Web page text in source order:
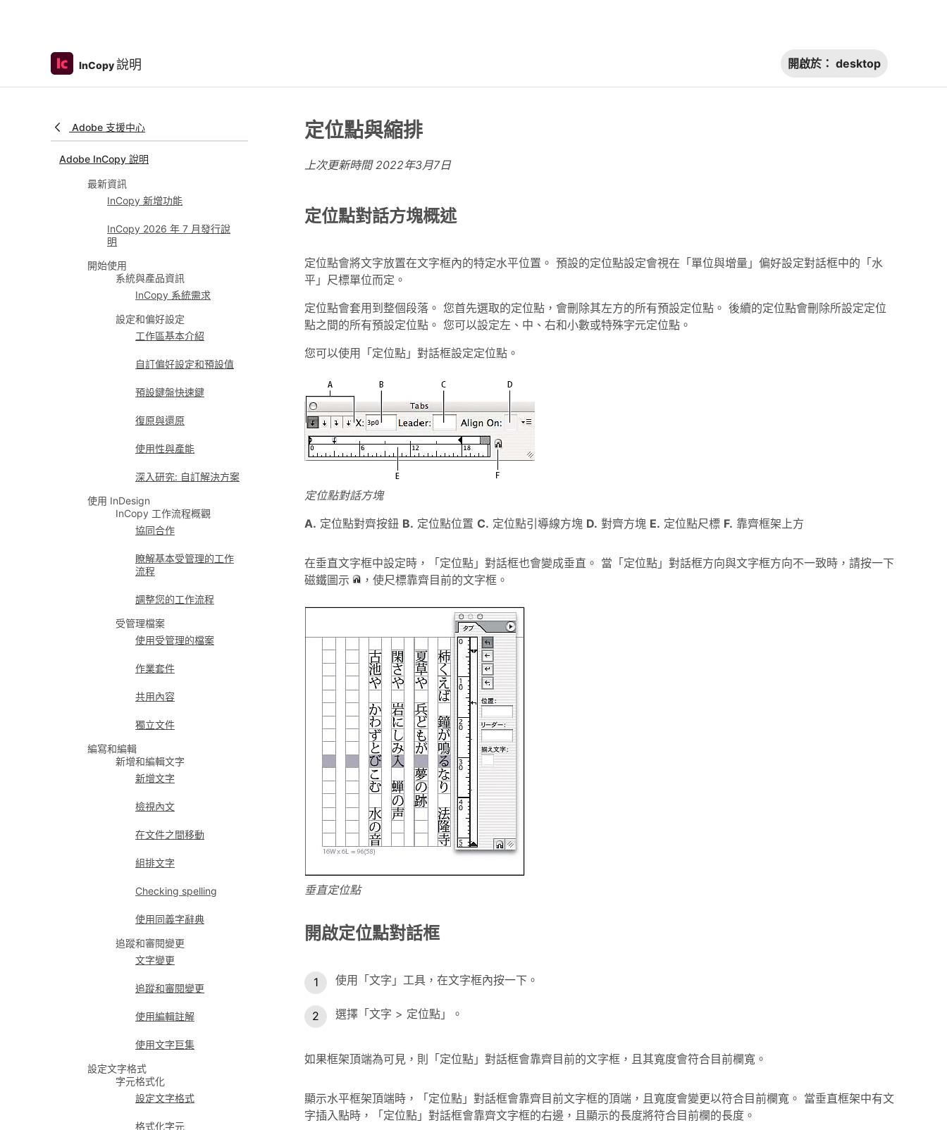
InCopy說明 開啟於： desktop
Adobe 支援中心
Adobe InCopy 說明
最新資訊
InCopy 新增功能
InCopy 2026 年 7 月發行說
明
開始使用
系統與產品資訊
InCopy 系統需求
設定和偏好設定
工作區基本介紹
自訂偏好設定和預設值
預設鍵盤快速鍵
復原與還原
使用性與產能
深入研究: 自訂解決方案
使用 InDesign
InCopy 工作流程概觀
協同合作
瞭解基本受管理的工作
流程
調整您的工作流程
受管理檔案
使用受管理的檔案
作業套件
共用內容
獨立文件
編寫和編輯
新增和編輯文字
新增文字
檢視內文
在文件之間移動
組排文字
Checking spelling
使用同義字辭典
追蹤和審閱變更
文字變更
追蹤和審閱變更
使用編輯註解
使用文字巨集
設定文字格式
字元格式化
設定文字格式
格式化字元
定位點與縮排
上次更新時間2022年3月7日
定位點對話方塊概述
定位點會將文字放置在文字框內的特定水平位置。 預設的定位點設定會視在「單位與增量」偏好設定對話框中的「水
平」尺標單位而定。
定位點會套用到整個段落。 您首先選取的定位點，會刪除其左方的所有預設定位點。 後續的定位點會刪除所設定定位
點之間的所有預設定位點。 您可以設定左、中、右和小數或特殊字元定位點。
您可以使用「定位點」對話框設定定位點。
定位點對話方塊
A. 定位點對齊按鈕 B. 定位點位置 C. 定位點引導線方塊 D. 對齊方塊 E. 定位點尺標 F. 靠齊框架上方
在垂直文字框中設定時，「定位點」對話框也會變成垂直。 當「定位點」對話框方向與文字框方向不一致時，請按一下
磁鐵圖示
，使尺標靠齊目前的文字框。
垂直定位點
開啟定位點對話框
使用「文字」工具，在文字框內按一下。
選擇「文字 > 定位點」。
如果框架頂端為可見，則「定位點」對話框會靠齊目前的文字框，且其寬度會符合目前欄寬。
顯示水平框架頂端時，「定位點」對話框會靠齊目前文字框的頂端，且寬度會變更以符合目前欄寬。 當垂直框架中有文
字插入點時，「定位點」對話框會靠齊文字框的右邊，且顯示的長度將符合目前欄的長度。